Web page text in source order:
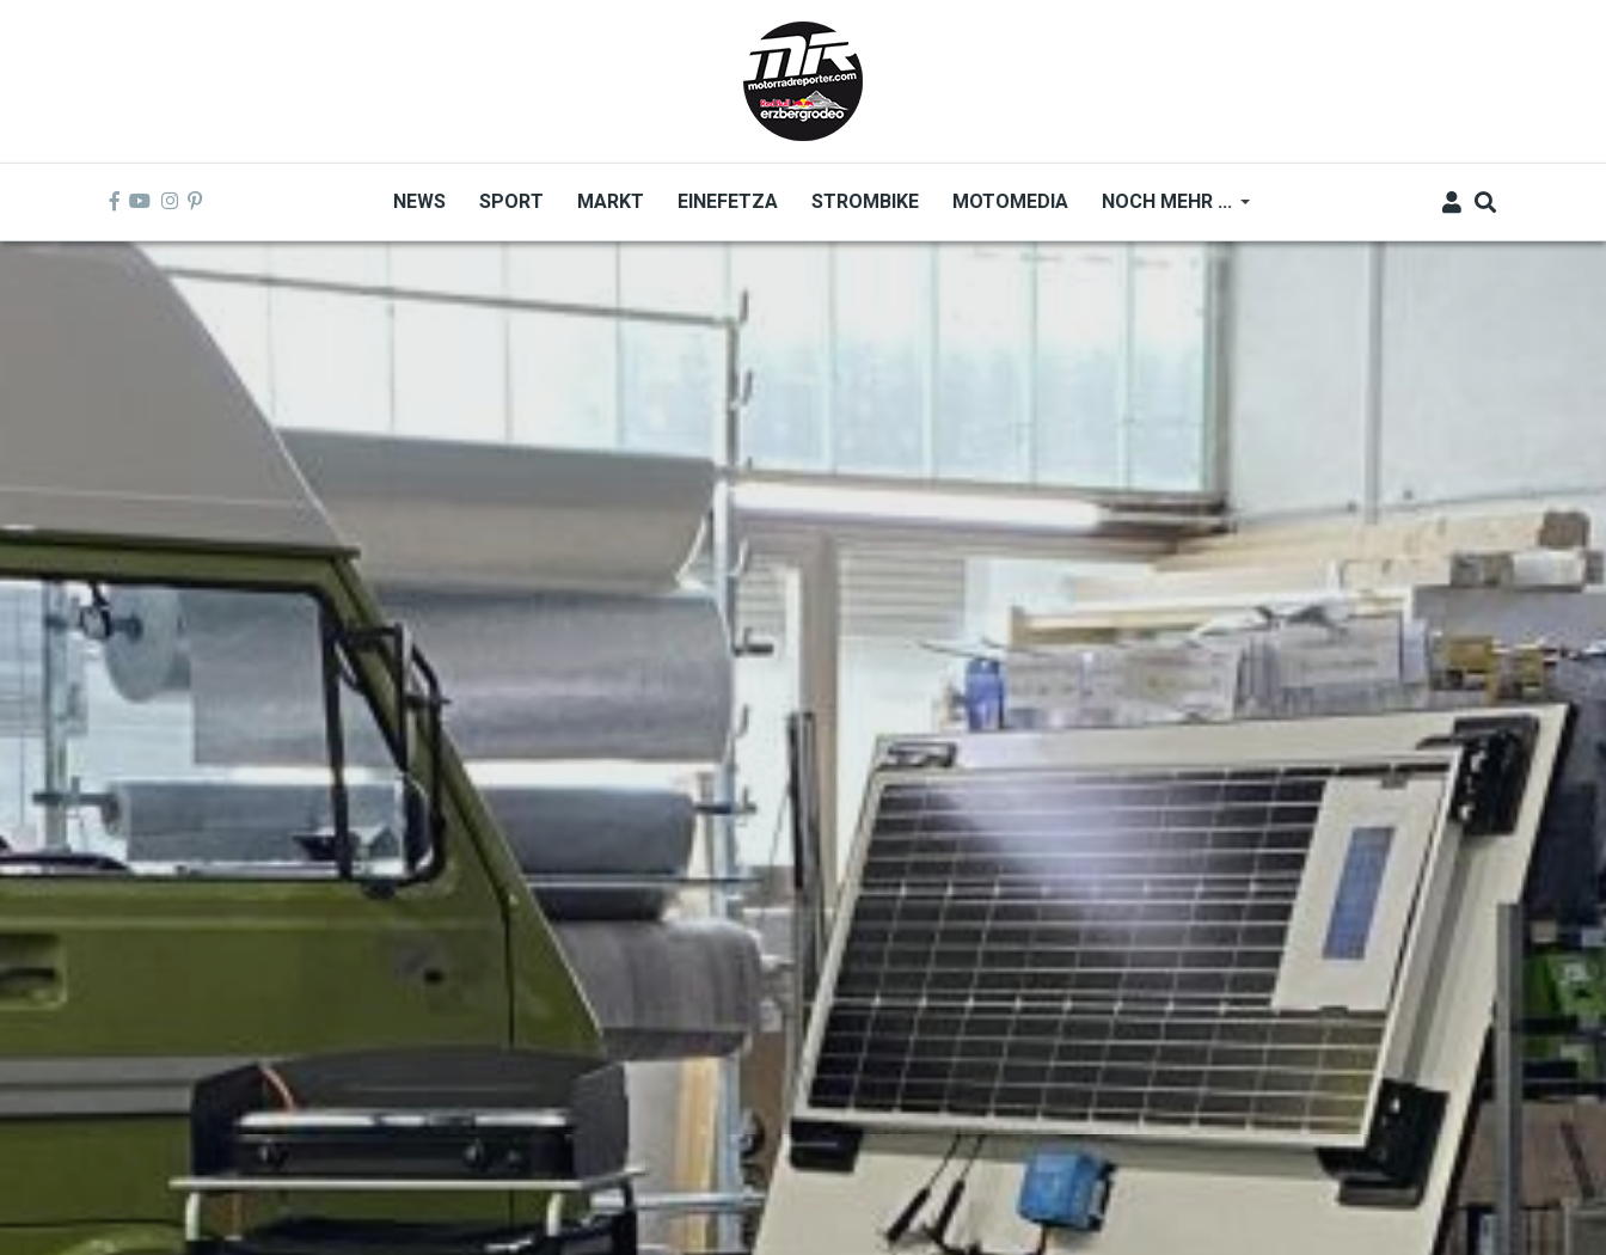
NEWS SPORT MARKT EINEFETZA STROMBIKE MOTOMEDIA NOCH MEHR ...